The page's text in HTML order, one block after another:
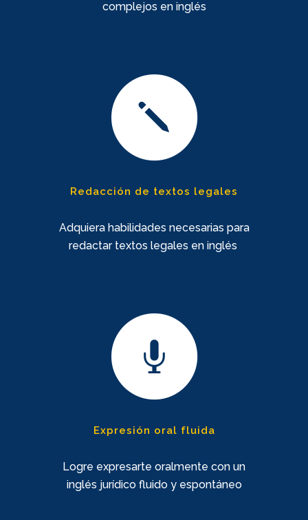
complejos en inglés
Redacción de textos legales
Adquiera habilidades necesarias para
redactar textos legales en inglés
Expresión oral fluida
Logre expresarte oralmente con un
inglés jurídico fluido y espontáneo